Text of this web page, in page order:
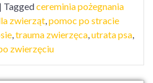
| Taggedcereminia pożegnania
zwierząt,pomoc po stracie
,trauma zwierzęca,utrata psa,
zwierzęciu